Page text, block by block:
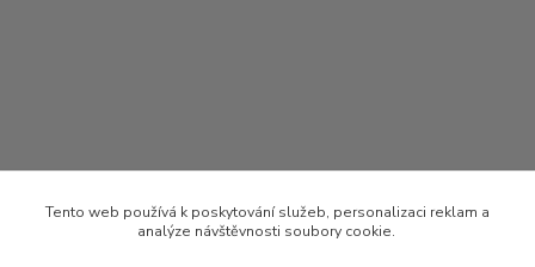
Tento web používá k poskytování služeb, personalizaci reklam a
analýze návštěvnosti soubory cookie.